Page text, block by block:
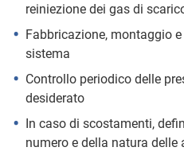
reiniezione dei gas di
Fabbricazione, montaggio
sistema
Controllo periodico delle
desiderato
In caso di scostamenti,
numero e della natura delle